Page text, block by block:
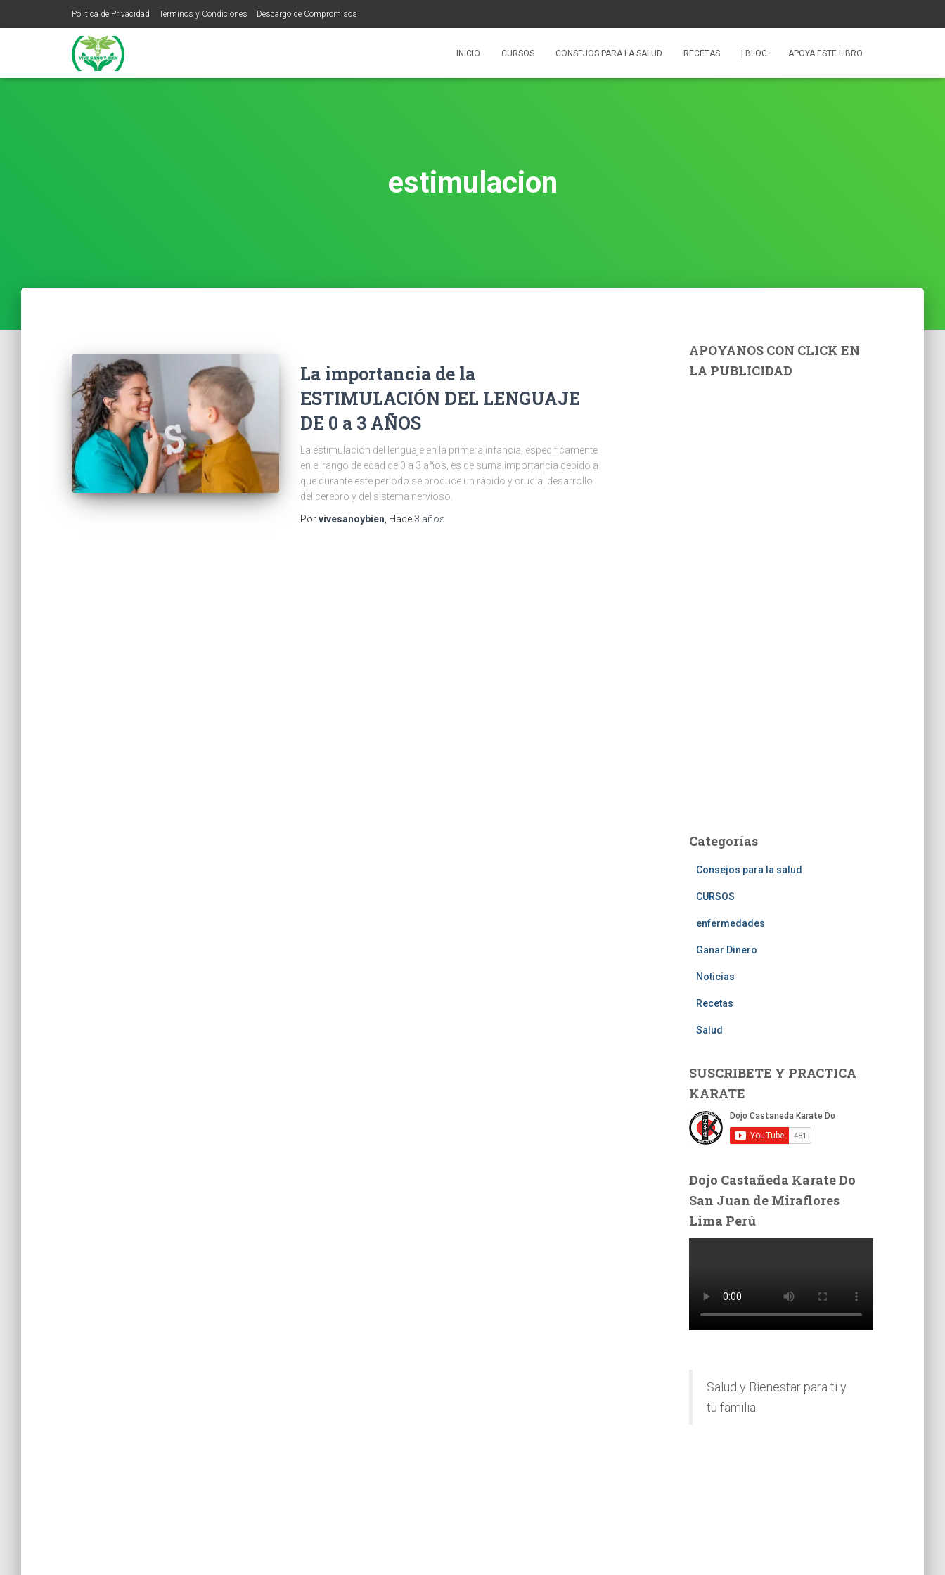
Politica de Privacidad Terminos y Condiciones Descargo de Compromisos
INICIO CURSOS CONSEJOS PARA LA SALUD RECETAS | BLOG APOYA ESTE LIBRO
estimulacion
La importancia de la
ESTIMULACIÓN DEL LENGUAJE
DE 0 a 3 AÑOS
La estimulación del lenguaje en la primera infancia, específicamente
en el rango de edad de 0 a 3 años, es de suma importancia debido a
que durante este periodo se produce un rápido y crucial desarrollo
del cerebro y del sistema nervioso.
Porvivesanoybien , Hace 3 años
APOYANOS CON CLICK EN
LA PUBLICIDAD
Categorías
Consejos para la salud
CURSOS
enfermedades
Ganar Dinero
Noticias
Recetas
Salud
SUSCRIBETE Y PRACTICA
KARATE
Dojo Castañeda Karate Do
San Juan de Miraflores
Lima Perú
Salud y Bienestar para ti y
tu familia